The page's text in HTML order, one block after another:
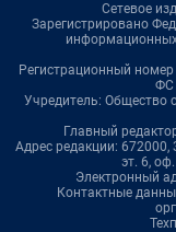
Сетевое
Зарегистрировано
Регистрационный
ФС
Учредитель: Общество
Главный
Адрес редакции: 672000,
эт. 6,
Электронный
Контактные